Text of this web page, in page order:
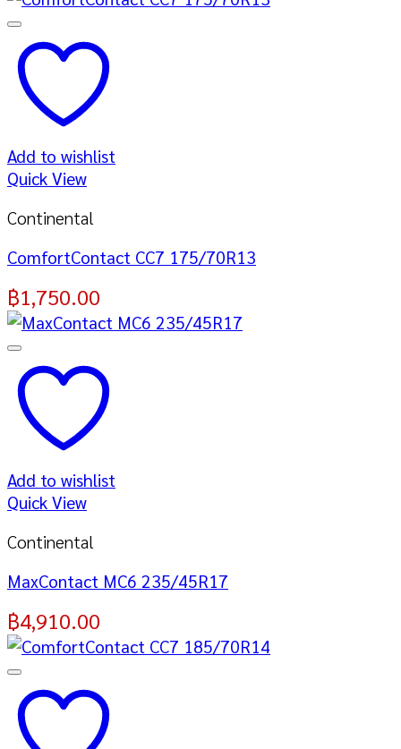
Add to wishlist
Quick View
Continental
ComfortContact CC7 175/70R13
฿1,750.00
Add to wishlist
Quick View
Continental
MaxContact MC6 235/45R17
฿4,910.00